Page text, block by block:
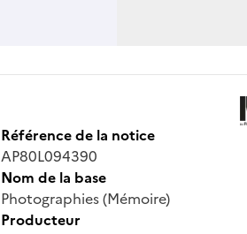
Référence de la notice
AP80L094390
Nom de la base
Photographies (Mémoire)
Producteur